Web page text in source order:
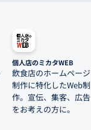
個人店のミカタWEB
飲食店のホームページ
制作に特化したWeb制
作。宣伝、集客、広告
をお考えの方に。